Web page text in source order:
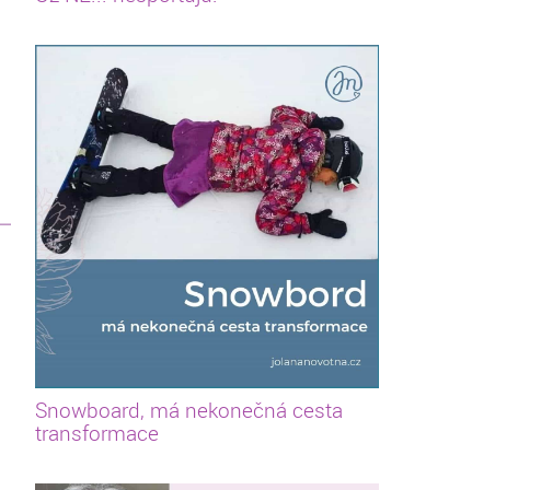
Snowboard, má nekonečná cesta
transformace